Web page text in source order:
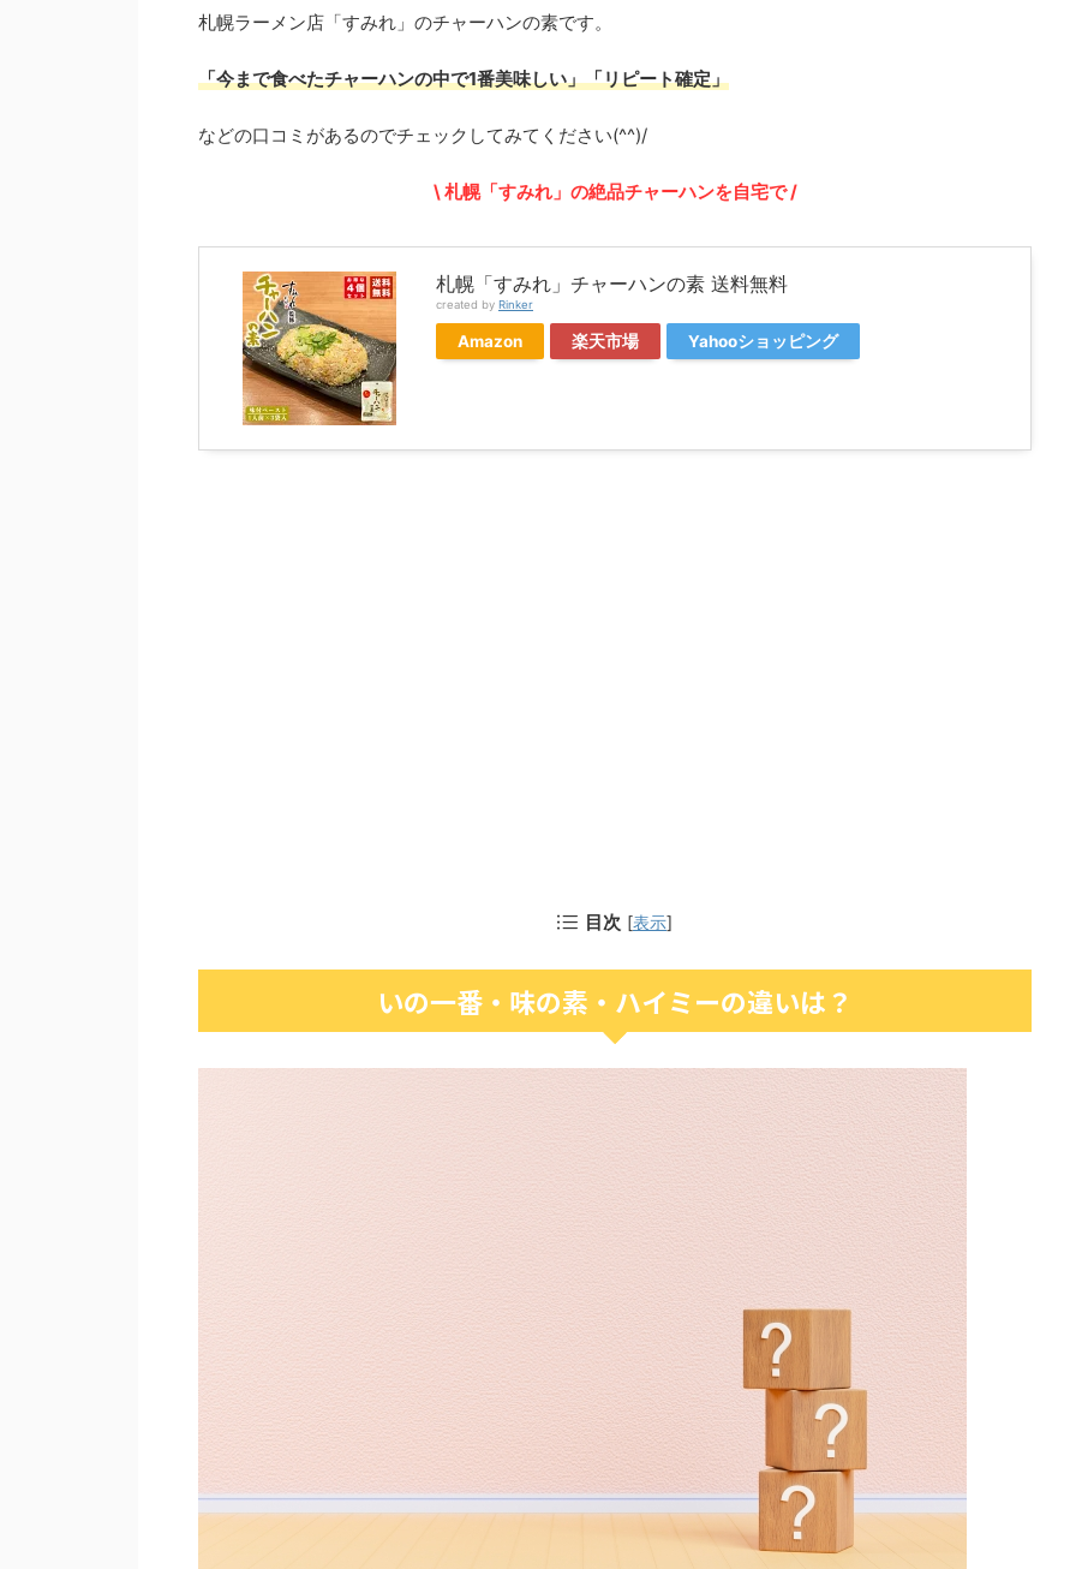
札幌ラーメン店「すみれ」のチャーハンの素です。
「今まで食べたチャーハンの中で1番美味しい」「リピート確定」
などの口コミがあるのでチェックしてみてください(^^)/
\ 札幌「すみれ」の絶品チャーハンを自宅で /
札幌「すみれ」チャーハンの素 送料無料
created by Rinker
Amazon 楽天市場 Yahooショッピング
目次 [表示]
いの一番・味の素・ハイミーの違いは？